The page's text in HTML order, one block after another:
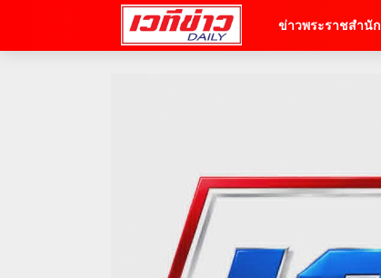
ข่าวพระราชสำนัก